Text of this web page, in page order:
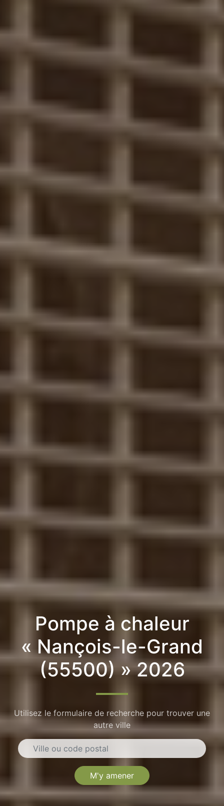
Pompe à chaleur
« Nançois-le-Grand
(55500) » 2026
Utilisez le formulaire de recherche pour trouver une
autre ville
M'y amener